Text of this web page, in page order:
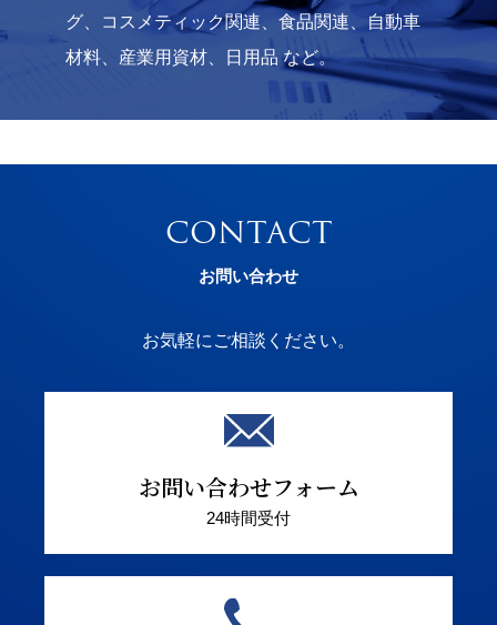
グ、コスメティック関連、食品関連、自動車
材料、産業用資材、日用品 など。
CONTACT
お問い合わせ
お気軽にご相談ください。
お問い合わせフォーム
24時間受付